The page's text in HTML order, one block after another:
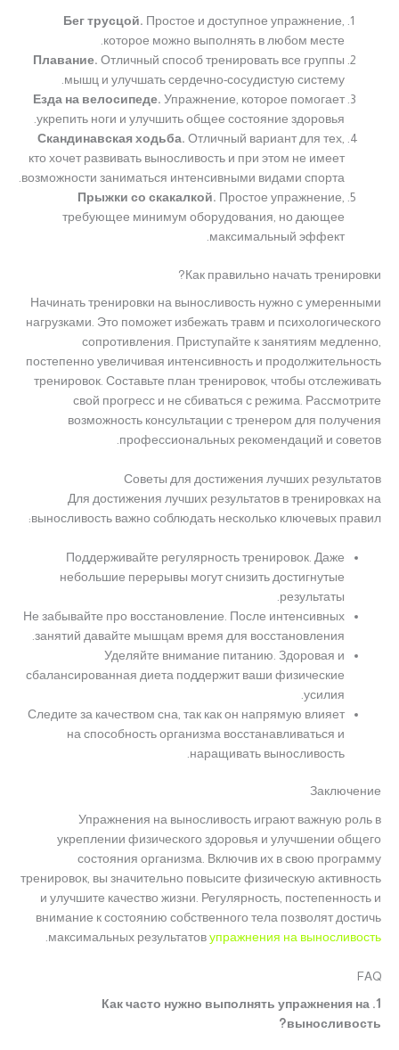
Бег трусцой. Простое и доступное упражнение,
которое можно выполнять в любом месте.
Плавание. Отличный способ тренировать все группы
мышц и улучшать сердечно-сосудистую систему.
Езда на велосипеде. Упражнение, которое помогает
укрепить ноги и улучшить общее состояние здоровья.
Скандинавская ходьба. Отличный вариант для тех,
кто хочет развивать выносливость и при этом не имеет
возможности заниматься интенсивными видами спорта.
Прыжки со скакалкой. Простое упражнение,
требующее минимум оборудования, но дающее
максимальный эффект.
Как правильно начать тренировки?
Начинать тренировки на выносливость нужно с умеренными
нагрузками. Это поможет избежать травм и психологического
сопротивления. Приступайте к занятиям медленно,
постепенно увеличивая интенсивность и продолжительность
тренировок. Составьте план тренировок, чтобы отслеживать
свой прогресс и не сбиваться с режима. Рассмотрите
возможность консультации с тренером для получения
профессиональных рекомендаций и советов.
Советы для достижения лучших результатов
Для достижения лучших результатов в тренировках на
выносливость важно соблюдать несколько ключевых правил:
Поддерживайте регулярность тренировок. Даже
небольшие перерывы могут снизить достигнутые
результаты.
Не забывайте про восстановление. После интенсивных
занятий давайте мышцам время для восстановления.
Уделяйте внимание питанию. Здоровая и
сбалансированная диета поддержит ваши физические
усилия.
Следите за качеством сна, так как он напрямую влияет
на способность организма восстанавливаться и
наращивать выносливость.
Заключение
Упражнения на выносливость играют важную роль в
укреплении физического здоровья и улучшении общего
состояния организма. Включив их в свою программу
тренировок, вы значительно повысите физическую активность
и улучшите качество жизни. Регулярность, постепенность и
внимание к состоянию собственного тела позволят достичь
максимальных результатов упражнения на выносливость
FAQ
1. Как часто нужно выполнять упражнения на
выносливость?